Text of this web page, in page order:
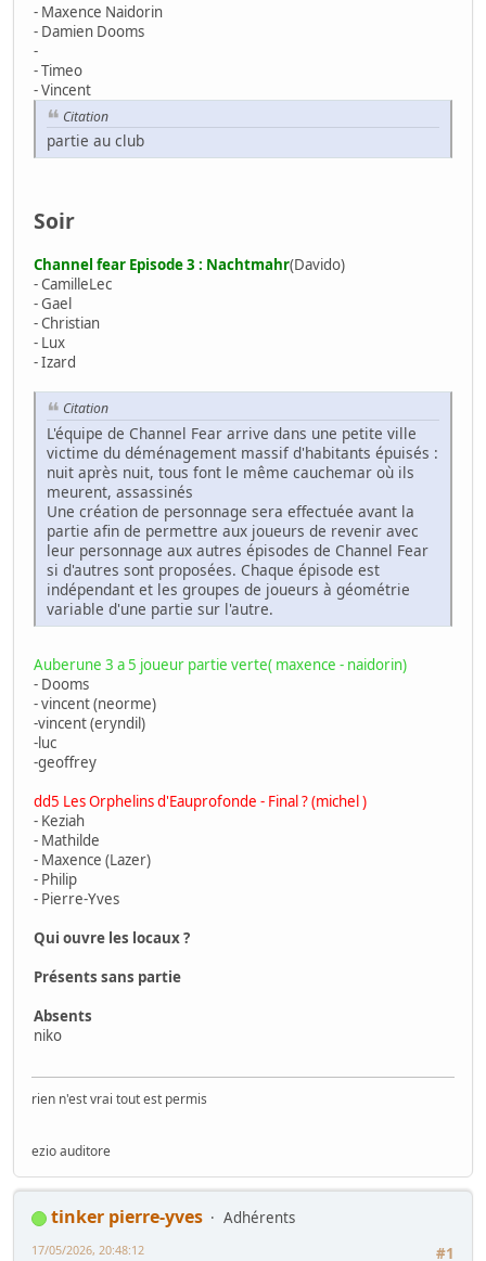
- Maxence Naidorin
- Damien Dooms
-
- Timeo
- Vincent
Citation
partie au club
Soir
Channel fear Episode 3 : Nachtmahr(Davido)
- CamilleLec
- Gael
- Christian
- Lux
- Izard
Citation
L'équipe de Channel Fear arrive dans une petite ville
victime du déménagement massif d'habitants épuisés :
nuit après nuit, tous font le même cauchemar où ils
meurent, assassinés
Une création de personnage sera effectuée avant la
partie afin de permettre aux joueurs de revenir avec
leur personnage aux autres épisodes de Channel Fear
si d'autres sont proposées. Chaque épisode est
indépendant et les groupes de joueurs à géométrie
variable d'une partie sur l'autre.
Auberune 3 a 5 joueur partie verte( maxence - naidorin)
- Dooms
- vincent (neorme)
-vincent (eryndil)
-luc
-geoffrey
dd5 Les Orphelins d'Eauprofonde - Final ? (michel )
- Keziah
- Mathilde
- Maxence (Lazer)
- Philip
- Pierre-Yves
Qui ouvre les locaux ?
Présents sans partie
Absents
niko
rien n'est vrai tout est permis
ezio auditore
tinker pierre-yves
Adhérents
#1
17/05/2026, 20:48:12